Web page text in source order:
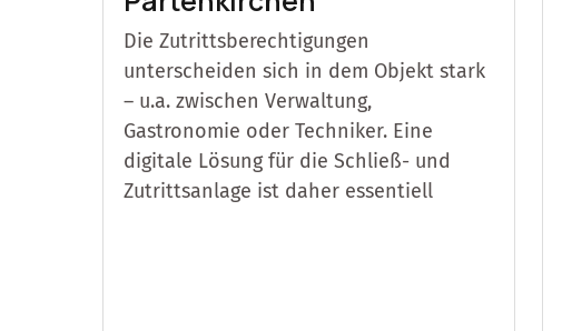
Die Zutrittsberechtigungen
unterscheiden sich in dem Objekt stark
– u.a. zwischen Verwaltung,
Gastronomie oder Techniker. Eine
digitale Lösung für die Schließ- und
Zutrittsanlage ist daher essentiell